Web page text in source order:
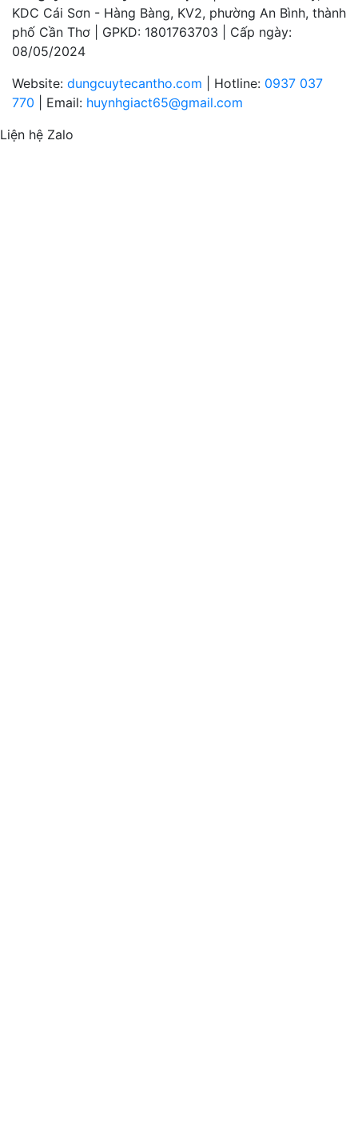
KDC Cái Sơn - Hàng Bàng, KV2, phường An Bình, thành
phố Cần Thơ | GPKD: 1801763703 | Cấp ngày:
08/05/2024
Website: dungcuytecantho.com | Hotline: 0937 037
770 | Email: huynhgiact65@gmail.com
Liện hệ Zalo